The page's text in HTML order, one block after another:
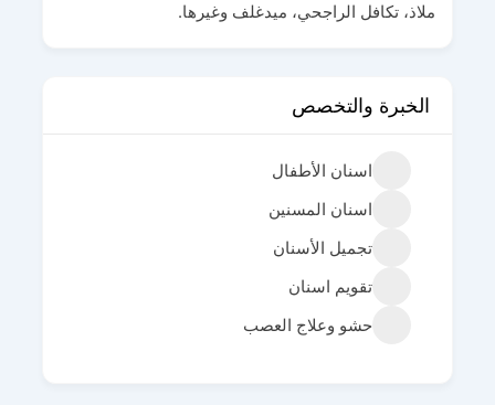
ملاذ، تكافل الراجحي، ميدغلف وغيرها.
الخبرة والتخصص
اسنان الأطفال
اسنان المسنين
تجميل الأسنان
تقويم اسنان
حشو وعلاج العصب